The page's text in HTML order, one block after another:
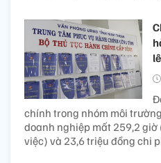
chính trong nhóm môi
doanh nghiệp mất 259,2
việc) và 23,6 triệu đồng chi